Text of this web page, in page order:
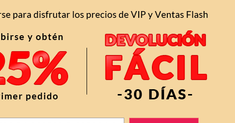
APP
EXCLUSIVAS, PROMOCIONES Y NOTICIAS DE SHEIN